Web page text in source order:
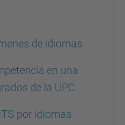
de idiomas
en una
de la UPC
por idiomas